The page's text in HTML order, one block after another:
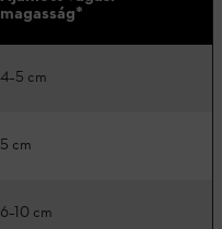
magasság*
4–5 cm
5 cm
6–10 cm